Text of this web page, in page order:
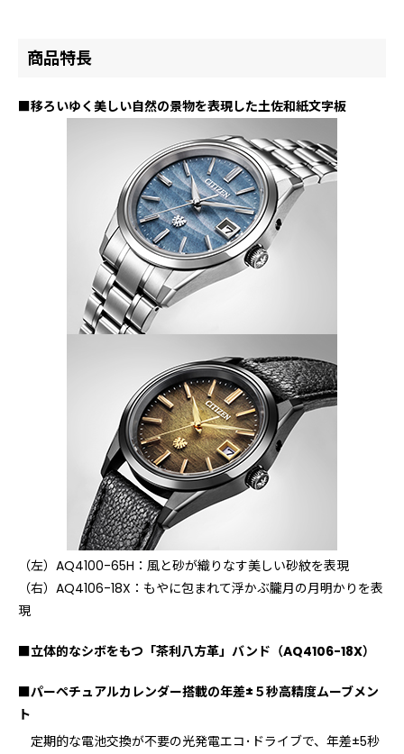
商品特長
■移ろいゆく美しい自然の景物を表現した土佐和紙文字板
（左）AQ4100-65H：風と砂が織りなす美しい砂紋を表現
（右）AQ4106-18X：もやに包まれて浮かぶ朧月の月明かりを表
現
■立体的なシボをもつ「茶利八方革」バンド（AQ4106-18X）
■パーペチュアルカレンダー搭載の年差±５秒高精度ムーブメン
ト
定期的な電池交換が不要の光発電エコ･ドライブで、年差±5秒